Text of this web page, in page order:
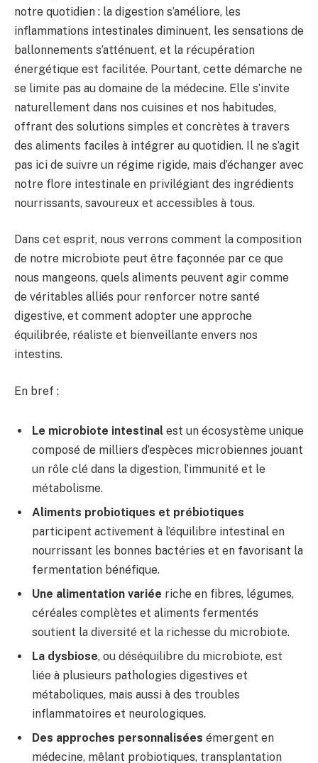
notre quotidien : la digestion s’améliore, les
inflammations intestinales diminuent, les sensations de
ballonnements s’atténuent, et la récupération
énergétique est facilitée. Pourtant, cette démarche ne
se limite pas au domaine de la médecine. Elle s’invite
naturellement dans nos cuisines et nos habitudes,
offrant des solutions simples et concrètes à travers
des aliments faciles à intégrer au quotidien. Il ne s’agit
pas ici de suivre un régime rigide, mais d’échanger avec
notre flore intestinale en privilégiant des ingrédients
nourrissants, savoureux et accessibles à tous.
Dans cet esprit, nous verrons comment la composition
de notre microbiote peut être façonnée par ce que
nous mangeons, quels aliments peuvent agir comme
de véritables alliés pour renforcer notre santé
digestive, et comment adopter une approche
équilibrée, réaliste et bienveillante envers nos
intestins.
En bref :
Le microbiote intestinal est un écosystème unique
composé de milliers d’espèces microbiennes jouant
un rôle clé dans la digestion, l’immunité et le
métabolisme.
Aliments probiotiques et prébiotiques
participent activement à l’équilibre intestinal en
nourrissant les bonnes bactéries et en favorisant la
fermentation bénéfique.
Une alimentation variée riche en fibres, légumes,
céréales complètes et aliments fermentés
soutient la diversité et la richesse du microbiote.
La dysbiose, ou déséquilibre du microbiote, est
liée à plusieurs pathologies digestives et
métaboliques, mais aussi à des troubles
inflammatoires et neurologiques.
Des approches personnalisées émergent en
médecine, mêlant probiotiques, transplantation